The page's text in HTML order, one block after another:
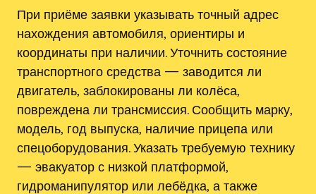
При приёме заявки указывать точный адрес
нахождения автомобиля‚ ориентиры и
координаты при наличии. Уточнить состояние
транспортного средства — заводится ли
двигатель‚ заблокированы ли колёса‚
повреждена ли трансмиссия. Сообщить марку‚
модель‚ год выпуска‚ наличие прицепа или
спецоборудования. Указать требуемую технику
— эвакуатор с низкой платформой‚
гидроманипулятор или лебёдка‚ а также